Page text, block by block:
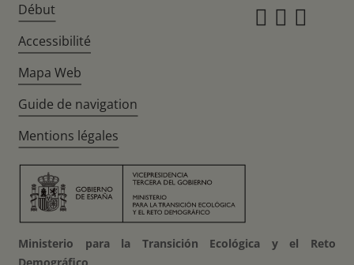
Début
Accessibilité
Mapa Web
Guide de navigation
Mentions légales
Ministerio para la Transición Ecológica y el Reto